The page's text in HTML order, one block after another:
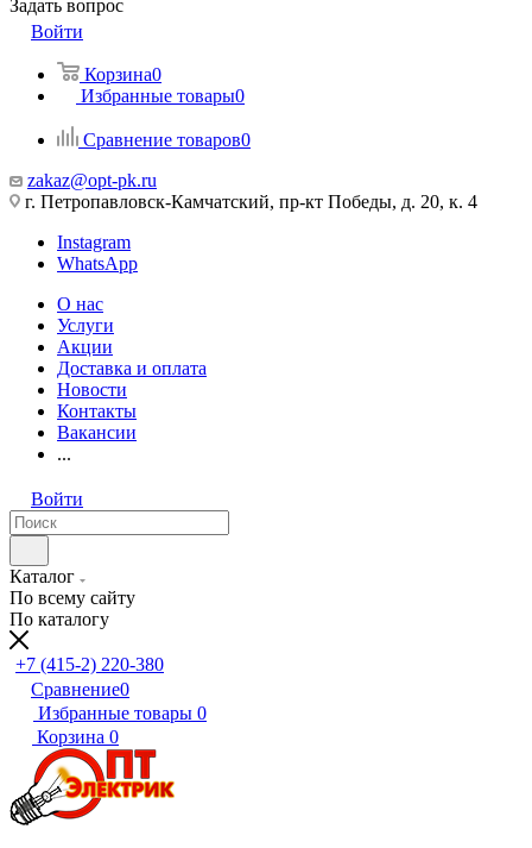
Задать вопрос
Войти
Корзина0
Избранные товары0
Сравнение товаров0
zakaz@opt-pk.ru
г. Петропавловск-Камчатский, пр-кт Победы, д. 20, к. 4
Instagram
WhatsApp
О нас
Услуги
Акции
Доставка и оплата
Новости
Контакты
Вакансии
...
Войти
Каталог
По всему сайту
По каталогу
+7 (415-2) 220-380
Сравнение0
Избранные товары 0
Корзина 0